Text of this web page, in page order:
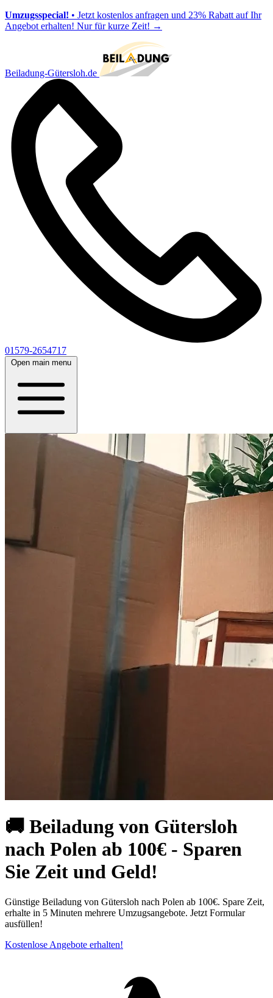
Umzugsspecial! • Jetzt kostenlos anfragen und 23% Rabatt auf Ihr
Angebot erhalten! Nur für kurze Zeit! →
Beiladung-Gütersloh.de
01579-2654717
Open main menu
🚚 Beiladung von Gütersloh
nach Polen ab 100€ - Sparen
Sie Zeit und Geld!
Günstige Beiladung von Gütersloh nach Polen ab 100€. Spare Zeit,
erhalte in 5 Minuten mehrere Umzugsangebote. Jetzt Formular
ausfüllen!
Kostenlose Angebote erhalten!